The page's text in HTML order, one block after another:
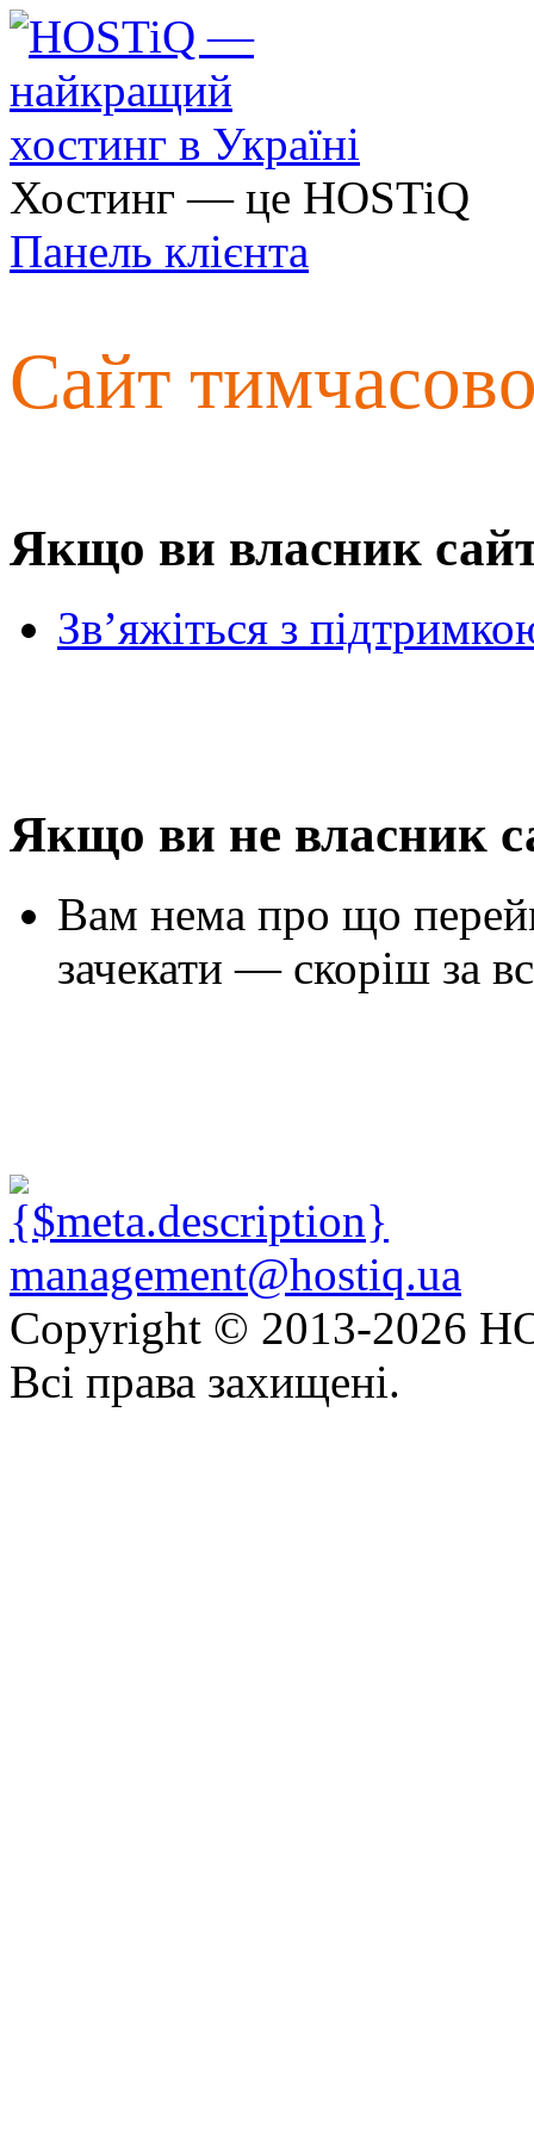
Хостинг — це HOSTiQ
Панель клієнта
Сайт
Якщо ви власник
Зв’яжіться з
Якщо ви не власник
Вам нема про що
зачекати — скоріш за
management@hostiq.ua
Copyright © 2013-2026
Всі права захищені.